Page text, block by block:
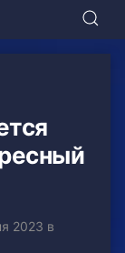
2023 в